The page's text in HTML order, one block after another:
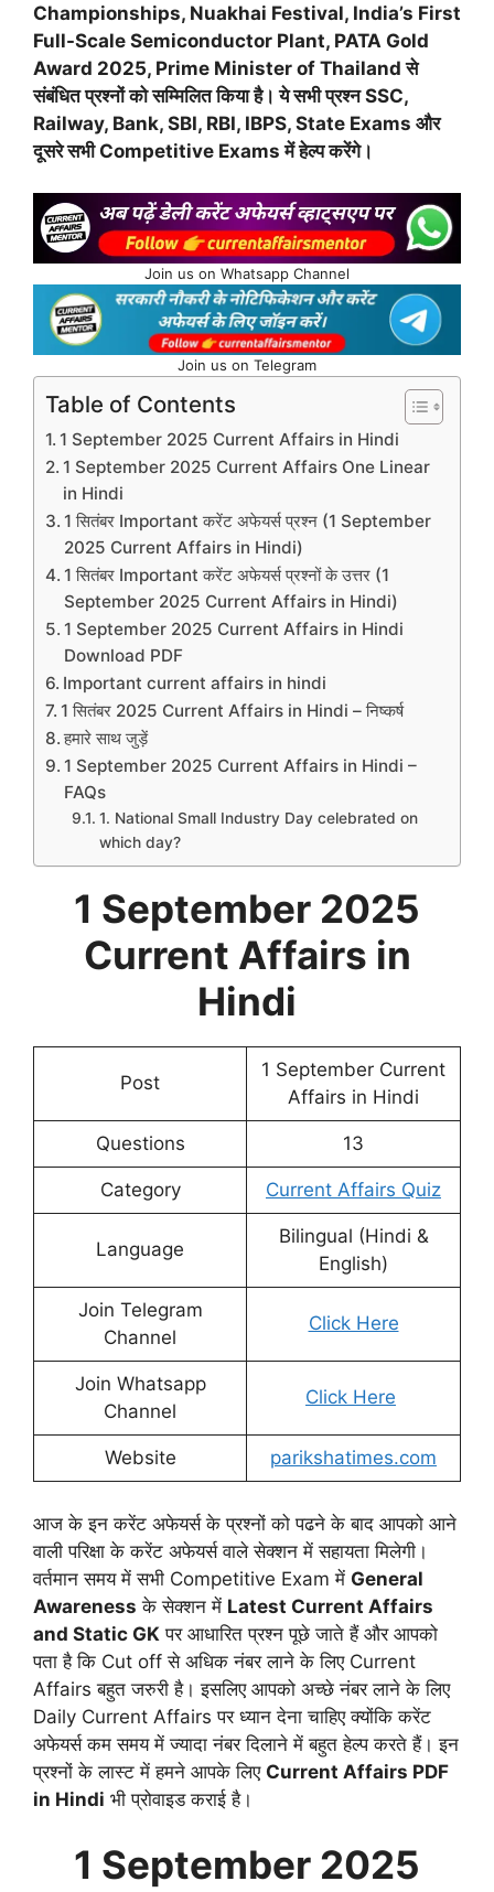
Championships, Nuakhai Festival, India’s First
Full-Scale Semiconductor Plant, PATA Gold
Award 2025, Prime Minister of Thailand से
संबंधित प्रश्नों को सम्मिलित किया है। ये सभी प्रश्न SSC,
Railway, Bank, SBI, RBI, IBPS, State Exams और
दूसरे सभी Competitive Exams में हेल्प करेंगे।
Join us on Whatsapp Channel
Join us on Telegram
Table of Contents
1 September 2025 Current Affairs in Hindi
1 September 2025 Current Affairs One Linear
in Hindi
1 सितंबर Important करेंट अफेयर्स प्रश्न (1 September
2025 Current Affairs in Hindi)
1 सितंबर Important करेंट अफेयर्स प्रश्नों के उत्तर (1
September 2025 Current Affairs in Hindi)
1 September 2025 Current Affairs in Hindi
Download PDF
Important current affairs in hindi
1 सितंबर 2025 Current Affairs in Hindi – निष्कर्ष
हमारे साथ जुड़ें
1 September 2025 Current Affairs in Hindi –
FAQs
1. National Small Industry Day celebrated on
which day?
1 September 2025
Current Affairs in
Hindi
Post
1 September Current
Affairs in Hindi
Questions 13
Category Current Affairs Quiz
Language
Bilingual (Hindi &
English)
Join Telegram
Channel
Click Here
Join Whatsapp
Channel
Click Here
Website parikshatimes.com
आज के इन करेंट अफेयर्स के प्रश्नों को पढने के बाद आपको आने
वाली परिक्षा के करेंट अफेयर्स वाले सेक्शन में सहायता मिलेगी।
वर्तमान समय में सभी Competitive Exam में General
Awareness के सेक्शन में Latest Current Affairs
and Static GK पर आधारित प्रश्न पूछे जाते हैं और आपको
पता है कि Cut off से अधिक नंबर लाने के लिए Current
Affairs बहुत जरुरी है। इसलिए आपको अच्छे नंबर लाने के लिए
Daily Current Affairs पर ध्यान देना चाहिए क्योंकि करेंट
अफेयर्स कम समय में ज्यादा नंबर दिलाने में बहुत हेल्प करते हैं। इन
प्रश्नों के लास्ट में हमने आपके लिए Current Affairs PDF
in Hindi भी प्रोवाइड कराई है।
1 September 2025